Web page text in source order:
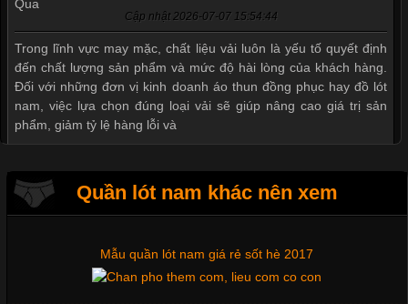
Cập nhật 2026-07-07 15:54:44
Trong lĩnh vực may mặc, chất liệu vải luôn là yếu tố quyết định
đến chất lượng sản phẩm và mức độ hài lòng của khách hàng.
Đối với những đơn vị kinh doanh áo thun đồng phục hay đồ lót
nam, việc lựa chọn đúng loại vải sẽ giúp nâng cao giá trị sản
phẩm, giảm tỷ lệ hàng lỗi và
Quần lót nam khác nên xem
Xu hướng thời trang trẻ và quần lót nam giá sỉ
Giặt và bảo quản quần lót nam đúng cách
Mẫu quần lót nam giá rẻ sốt hè 2017
Những mẩu quần lót nam thông dụng hiện nay